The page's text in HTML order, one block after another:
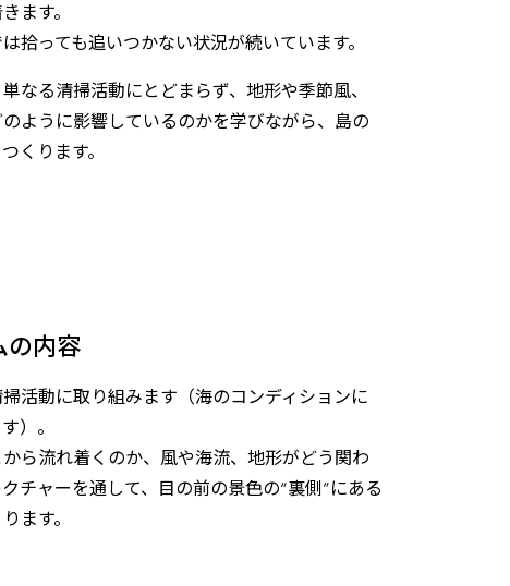
ます。
拾っても追いつかない状況が続いています。
なる清掃活動にとどまらず、地形や季節風、
ように影響しているのかを学びながら、島の
くります。
の内容
活動に取り組みます（海のコンディションに
す）。
ら流れ着くのか、風や海流、地形がどう関わ
チャーを通して、目の前の景色の“裏側”にある
ます。